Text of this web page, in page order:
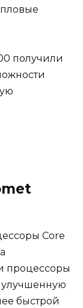
получили
Core
процессоры
улучшенную
быстрой